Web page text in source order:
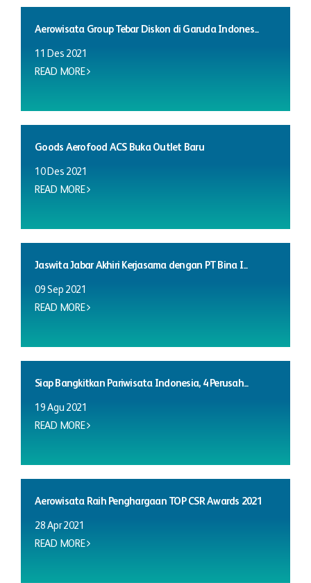
Aerowisata Group Tebar Diskon di Garuda Indones...
11 Des 2021
READ MORE
Goods Aerofood ACS Buka Outlet Baru
10 Des 2021
READ MORE
Jaswita Jabar Akhiri Kerjasama dengan PT Bina I...
09 Sep 2021
READ MORE
Siap Bangkitkan Pariwisata Indonesia, 4 Perusah...
19 Agu 2021
READ MORE
Aerowisata Raih Penghargaan TOP CSR Awards 2021
28 Apr 2021
READ MORE